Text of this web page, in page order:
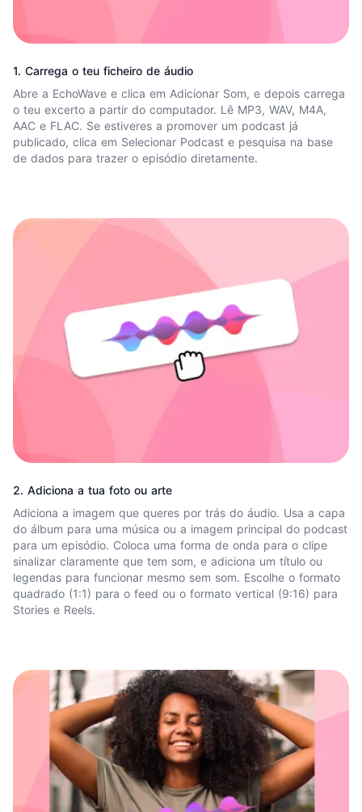
1. Carrega o teu ficheiro de áudio
Abre a EchoWave e clica em Adicionar Som, e depois carrega
o teu excerto a partir do computador. Lê MP3, WAV, M4A,
AAC e FLAC. Se estiveres a promover um podcast já
publicado, clica em Selecionar Podcast e pesquisa na base
de dados para trazer o episódio diretamente.
2. Adiciona a tua foto ou arte
Adiciona a imagem que queres por trás do áudio. Usa a capa
do álbum para uma música ou a imagem principal do podcast
para um episódio. Coloca uma forma de onda para o clipe
sinalizar claramente que tem som, e adiciona um título ou
legendas para funcionar mesmo sem som. Escolhe o formato
quadrado (1:1) para o feed ou o formato vertical (9:16) para
Stories e Reels.